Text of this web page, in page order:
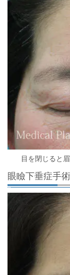
目を閉じると
眼瞼下垂症手